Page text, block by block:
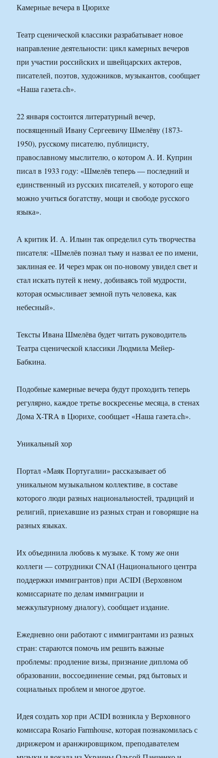
Камерные вечера в Цюрихе
Театр сценической классики разрабатывает новое
направление деятельности: цикл камерных вечеров
при участии российских и швейцарских актеров,
писателей, поэтов, художников, музыкантов, сообщает
«Наша газета.ch».
22 января состоится литературный вечер,
посвященный Ивану Сергеевичу Шмелёву (1873-
1950), русскому писателю, публицисту,
православному мыслителю, о котором А. И. Куприн
писал в 1933 году: «Шмелёв теперь — последний и
единственный из русских писателей, у которого еще
можно учиться богатству, мощи и свободе русского
языка».
А критик И. А. Ильин так определил суть творчества
писателя: «Шмелёв познал тьму и назвал ее по имени,
заклиная ее. И через мрак он по-новому увидел свет и
стал искать путей к нему, добиваясь той мудрости,
которая осмысливает земной путь человека, как
небесный».
Тексты Ивана Шмелёва будет читать руководитель
Театра сценической классики Людмила Мейер-
Бабкина.
Подобные камерные вечера будут проходить теперь
регулярно, каждое третье воскресенье месяца, в стенах
Дома X-TRA в Цюрихе, сообщает «Наша газета.ch».
Уникальный хор
Портал «Маяк Португалии» рассказывает об
уникальном музыкальном коллективе, в составе
которого люди разных национальностей, традиций и
религий, приехавшие из разных стран и говорящие на
разных языках.
Их объединила любовь к музыке. К тому же они
коллеги — сотрудники CNAI (Национального центра
поддержки иммигрантов) при ACIDI (Верховном
комиссариате по делам иммиграции и
межкультурному диалогу), сообщает издание.
Ежедневно они работают с иммигрантами из разных
стран: стараются помочь им решить важные
проблемы: продление визы, признание диплома об
образовании, воссоединение семьи, ряд бытовых и
социальных проблем и многое другое.
Идея создать хор при ACIDI возникла у Верховного
комиссара Rosario Farmhouse, которая познакомилась с
дирижером и аранжировщиком, преподавателем